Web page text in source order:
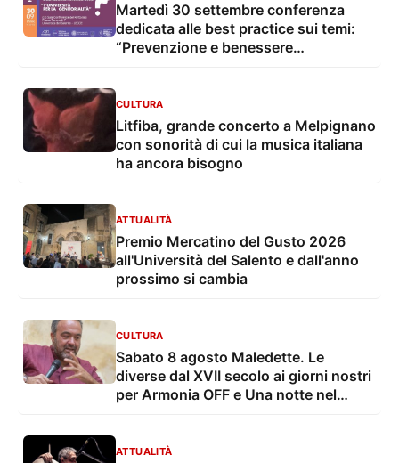
Martedì 30 settembre conferenza
dedicata alle best practice sui temi:
“Prevenzione e benessere
CULTURA
Litfiba, grande concerto a Melpignano
con sonorità di cui la musica italiana
ha ancora bisogno
ATTUALITÀ
Premio Mercatino del Gusto 2026
all'Università del Salento e dall'anno
prossimo si cambia
CULTURA
Sabato 8 agosto Maledette. Le
diverse dal XVII secolo ai giorni nostri
per Armonia OFF e Una notte nel
ATTUALITÀ